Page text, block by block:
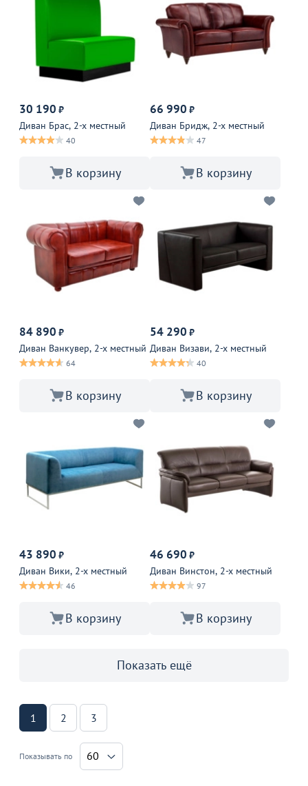
30 190 ₽
Диван Брас, 2-х местный
40
В корзину
66 990 ₽
Диван Бридж, 2-х местный
47
В корзину
84 890 ₽
Диван Ванкувер, 2-х местный
64
В корзину
54 290 ₽
Диван Визави, 2-х местный
40
В корзину
43 890 ₽
Диван Вики, 2-х местный
46
В корзину
46 690 ₽
Диван Винстон, 2-х местный
97
В корзину
Показать ещё
1 2 3
Показывать по 60